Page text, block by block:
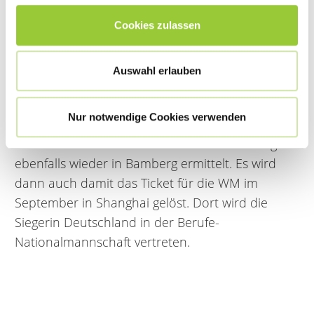
Cookies zulassen
Auswahl erlauben
Nur notwendige Cookies verwenden
Ergebnis war schließlich die Nominierung von
fünf neuen Teilnehmerinnen für die
Nationalmannschaft. Erfreulicherweise findet sich
darunter auch eine
Sozialstiftung Bamberg - Frau Karg. Im Juni
wird dann die Deutsche Meisterin in der Pflege
ebenfalls wieder in Bamberg ermittelt. Es wird
dann auch damit das Ticket für die WM im
September in Shanghai gelöst. Dort wird die
Siegerin Deutschland in der Berufe-
Nationalmannschaft vertreten.